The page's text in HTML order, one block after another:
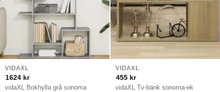
vidaXL Bokhylla grå sonoma
VIDAXL
1624 kr
vidaXL Tv-bänk sonoma-ek
VIDAXL
455 kr